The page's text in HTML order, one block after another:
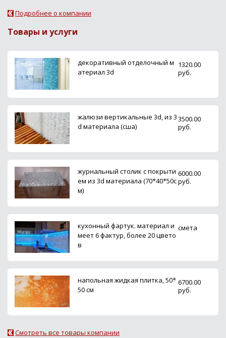
Подробнее о компании
Товары и услуги
декоративный отделочный м
атериал 3d
1320.00
руб.
жалюзи вертикальные 3d, из 3
d материала (сша)
3500.00
руб.
журнальный столик с покрыти
ем из 3d материала (70*40*50с
м)
6000.00
руб.
кухонный фартук. материал и
меет 6 фактур, более 20 цвето
в
смета
напольная жидкая плитка, 50*
50 см
6700.00
руб.
Смотреть все товары компании